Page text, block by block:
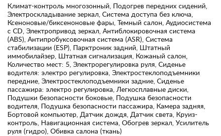
Климат-контроль многозонный, Подогрев передних сидений,
Электроскладывание зеркал, Система доступа без ключа,
Ксеноновые/биксеноновые фары, Темный салон, Аудиосистема
с CD, Электропривод зеркал, Антиблокировочная система
(ABS), Антипробуксовочная система (ASR), Система
стабилизации (ESP), Парктроник задний, Штатный
иммобилайзер, Штатная сигнализация, Кожаный салон,
Количество мест: 5, Электрорегулировка руля, Сиденье
водителя: электро регулировка, Электростеклоподъемники
передние, Электростеклоподъемники задние, Сиденье
пассажира: электро регулировка, Легкосплавные диски,
Подушки безопасности боковые, Подушка безопасности
водителя, Подушка безопасности пассажира, Камера задняя,
Бортовой компьютер, Датчик дождя, Датчик света, Круиз-
контроль, Навигационная система, Обогрев зеркал, Усилитель
руля (гидро), Обивка салона (ткань)